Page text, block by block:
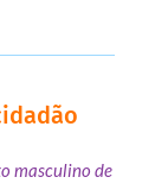
masculino de